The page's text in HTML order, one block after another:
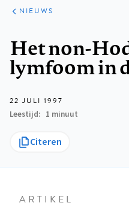
ARTIKELEN
HET
KORT
NIEUWS
Het non-
lymfoom in
22 JULI 1997
Leestijd
1 minuut
Citeren
ARTIKEL